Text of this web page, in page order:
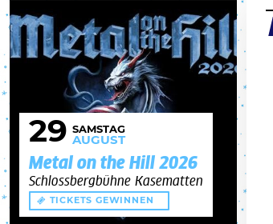
29 SAMSTAG
AUGUST
Metal on the Hill 2026
Schlossbergbühne Kasematten
TICKETS GEWINNEN